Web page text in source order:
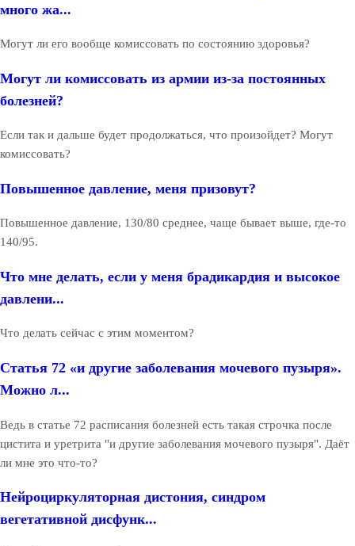
много жа...
Могут ли его вообще комиссовать по состоянию здоровья?
Могут ли комиссовать из армии из-за постоянных
болезней?
Если так и дальше будет продолжаться, что произойдет? Могут
комиссовать?
Повышенное давление, меня призовут?
Повышенное давление, 130/80 среднее, чаще бывает выше, где-то
140/95.
Что мне делать, если у меня брадикардия и высокое
давлени...
Что делать сейчас с этим моментом?
Статья 72 «и другие заболевания мочевого пузыря».
Можно л...
Ведь в статье 72 расписания болезней есть такая строчка после
цистита и уретрита "и другие заболевания мочевого пузыря". Даёт
ли мне это что-то?
Нейроциркуляторная дистония, синдром
вегетативной дисфунк...